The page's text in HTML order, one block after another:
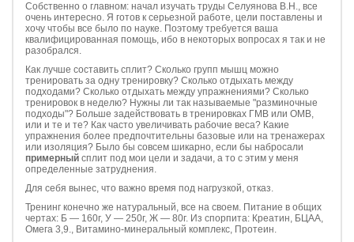
Собственно о главном: начал изучать труды Селуянова В.Н., все
очень интересно. Я готов к серьезной работе, цели поставлены и
хочу чтобы все было по науке. Поэтому требуется ваша
квалифицированная помощь, ибо в некоторых вопросах я так и не
разобрался.
Как лучше составить сплит? Сколько групп мышц можно
тренировать за одну тренировку? Сколько отдыхать между
подходами? Сколько отдыхать между упражнениями? Сколько
тренировок в неделю? Нужны ли так называемые "разминочные
подходы"? Больше задействовать в тренировках ГМВ или ОМВ,
или и те и те? Как часто увеличивать рабочие веса? Какие
упражнения более предпочтительны базовые или на тренажерах
или изоляция? Было бы совсем шикарно, если бы набросали
примерный сплит под мои цели и задачи, а то с этим у меня
определенные затруднения.
Для себя вынес, что важно время под нагрузкой, отказ.
Тренинг конечно же натуральный, все на своем. Питание в общих
чертах: Б — 160г, У — 250г, Ж — 80г. Из спорпита: Креатин, БЦАА,
Омега 3,9., Витамино-минеральный комплекс, Протеин.